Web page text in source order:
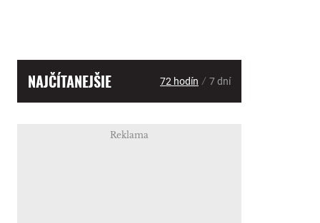
NAJČÍTANEJŠIE 72 hodín / 7 dní
Reklama